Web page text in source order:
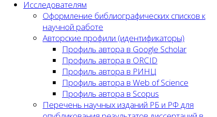
Исследователям
Оформление библиографических списков к
научной работе
Авторские профили (идентификаторы)
Профиль автора в Google Scholar
Профиль автора в ORCID
Профиль автора в РИНЦ
Профиль автора в Web of Science
Профиль автора в Scopus
Перечень научных изданий РБ и РФ для